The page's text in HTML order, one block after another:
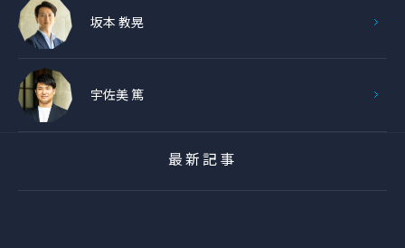
坂本 教晃
宇佐美 篤
最新記事